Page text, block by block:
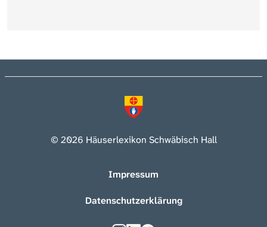
© 2026 Häuserlexikon Schwäbisch Hall
Impressum
Datenschutzerklärung